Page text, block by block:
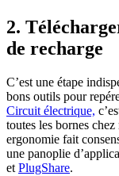
2.
de recharge
C’est une étape
bons outils pour
Circuit électrique,
toutes les bornes
ergonomie fait
une panoplie
et PlugShare.